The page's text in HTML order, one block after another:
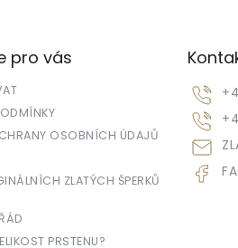
y
ý
p
s
pro vás
OSOBNÍCH ÚDAJŮ
ZLATÝCH ŠPERKŮ
PRSTENU?